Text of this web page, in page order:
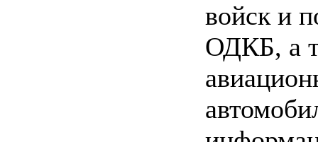
войск и
ОДКБ, а